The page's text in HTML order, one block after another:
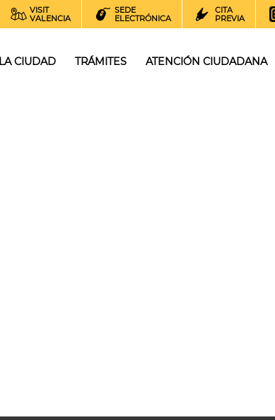
VISIT
VALENCIA
SEDE
ELECTRÓNICA
CITA
PREVIA
LA CIUDAD TRÁMITES ATENCIÓN CIUDADANA